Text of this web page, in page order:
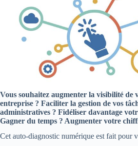
Vous souhaitez augmenter la visibilité de
entreprise ? Faciliter la gestion de vos
administratives ? Fidéliser davantage
Gagner du temps ? Augmenter votre
Cet auto-diagnostic numérique est fait pour